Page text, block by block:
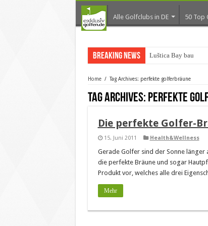
Alle Golfclubs in DE 50 Top
Breaking News Luštica Bay baut
Home / Tag Archives: perfekte golferbräune
Tag Archives: perfekte
Die perfekte Golfer-
15. Juni 2011 Health&Wellness
Gerade Golfer sind der Sonne länger
die perfekte Bräune und sogar
Produkt vor, welches alle drei
Mehr